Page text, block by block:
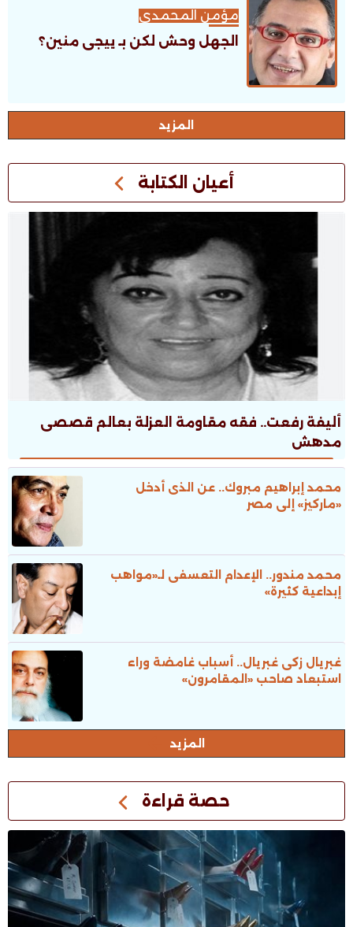
مؤمن المحمدى
الجهل وحش لكن بـ ييجى منين؟
اﻟﻤﺰﻳﺪ
أعيان الكتابة
أليفة رفعت.. فقه مقاومة العزلة بعالم قصصى
مدهش
محمد إبراهيم مبروك.. عن الذى أدخل
«ماركيز» إلى مصر
محمد مندور.. الإعدام التعسفى لـ«مواهب
إبداعية كثيرة»
غبريال زكى غبريال.. أسباب غامضة وراء
استبعاد صاحب «المقامرون»
المزيد
حصة قراءة